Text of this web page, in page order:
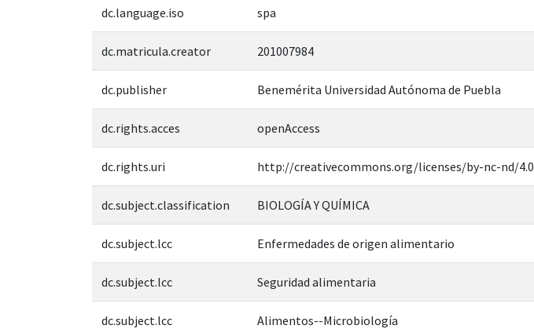
dc.language.iso spa
dc.matricula.creator 201007984
dc.publisher Benemérita Universidad Autónoma de Puebla
dc.rights.acces openAccess
dc.rights.uri http://creativecommons.org/licenses/by-nc-nd/4.0
dc.subject.classification BIOLOGÍA Y QUÍMICA
dc.subject.lcc Enfermedades de origen alimentario
dc.subject.lcc Seguridad alimentaria
dc.subject.lcc Alimentos--Microbiología